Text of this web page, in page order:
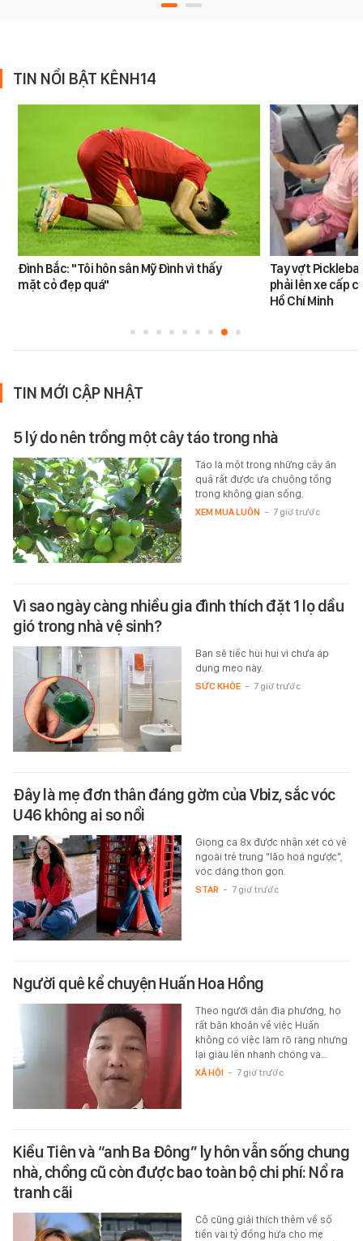
TIN NỔI BẬT KÊNH14
Đình Bắc: "Tôi hôn sân Mỹ Đình vì thấy
mặt cỏ đẹp quá"
Tay vợt
phải lên xe cấp
Hồ Chí Minh
TIN MỚI CẬP NHẬT
5 lý do nên trồng một cây táo trong nhà
Táo là một trong những cây ăn
quả rất được ưa chuộng tồng
trong không gian sống.
XEM MUA LUÔN - 7 giờ trước
Vì sao ngày càng nhiều gia đình thích đặt 1 lọ dầu
gió trong nhà vệ sinh?
Bạn sẽ tiếc hùi hụi vì chưa áp
dụng mẹo này.
SỨC KHỎE - 7 giờ trước
Đây là mẹ đơn thân đáng gờm của Vbiz, sắc vóc
U46 không ai so nổi
Giọng ca 8x được nhận xét có vẻ
ngoài trẻ trung "lão hoá ngược",
vóc dáng thon gọn.
STAR - 7 giờ trước
Người quê kể chuyện Huấn Hoa Hồng
Theo người dân địa phương, họ
rất băn khoăn về việc Huấn
không có việc làm rõ ràng nhưng
lại giàu lên nhanh chóng và…
XÃ HỘI - 7 giờ trước
Kiều Tiên và “anh Ba Đông” ly hôn vẫn sống chung
nhà, chồng cũ còn được bao toàn bộ chi phí: Nổ ra
tranh cãi
Cô cũng giải thích thêm về số
tiền vài tỷ đồng hứa cho mẹ